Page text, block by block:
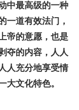
中最高级的一种
一道有效法门，
帝的意愿，也是
夺的内容，人人
人充分地享受情
大文化特色。